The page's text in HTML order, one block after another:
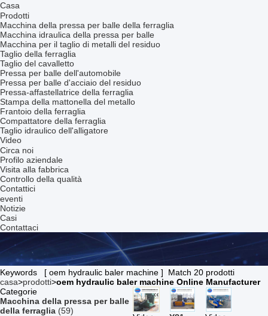
Casa
Prodotti
Macchina della pressa per balle della ferraglia
Macchina idraulica della pressa per balle
Macchina per il taglio di metalli del residuo
Taglio della ferraglia
Taglio del cavalletto
Pressa per balle dell'automobile
Pressa per balle d'acciaio del residuo
Pressa-affastellatrice della ferraglia
Stampa della mattonella del metallo
Frantoio della ferraglia
Compattatore della ferraglia
Taglio idraulico dell'alligatore
Video
Circa noi
Profilo aziendale
Visita alla fabbrica
Controllo della qualità
Contattici
eventi
Notizie
Casi
Contattaci
Keywords [ oem hydraulic baler machine ] Match 20 prodotti
casa>prodotti>oem hydraulic baler machine Online Manufacturer
Categorie
Macchina della pressa per balle
della ferraglia (59)